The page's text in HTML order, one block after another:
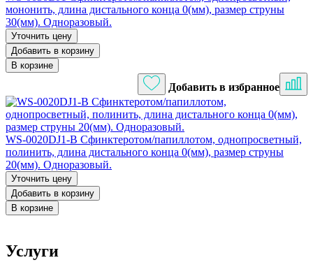
мононить, длина дистального конца 0(мм), размер струны
30(мм). Одноразовый.
Уточнить цену
Добавить в корзину
В корзине
Добавить в избранное
WS-0020DJ1-B Сфинктеротом/папиллотом, однопросветный,
полинить, длина дистального конца 0(мм), размер струны
20(мм). Одноразовый.
Уточнить цену
Добавить в корзину
В корзине
Услуги